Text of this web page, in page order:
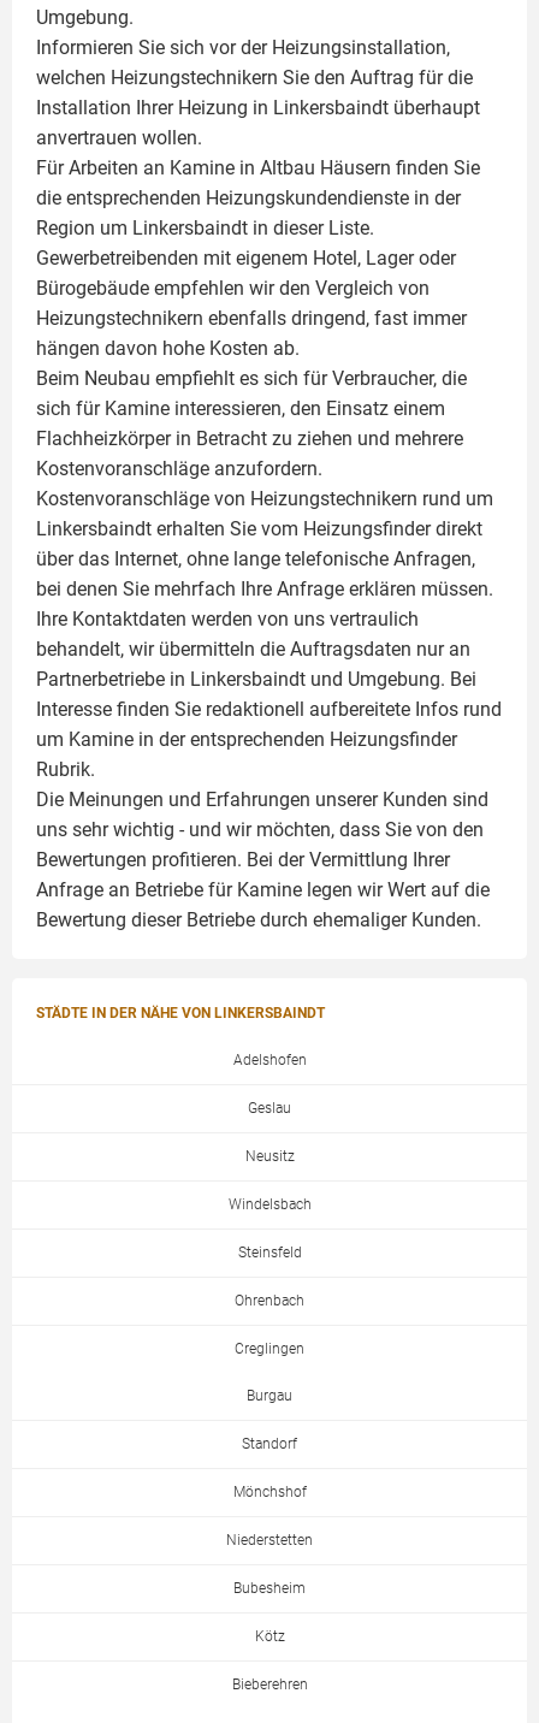
Umgebung.
Informieren Sie sich vor der Heizungsinstallation,
welchen Heizungstechnikern Sie den Auftrag für die
Installation Ihrer Heizung in Linkersbaindt überhaupt
anvertrauen wollen.
Für Arbeiten an Kamine in Altbau Häusern finden Sie
die entsprechenden Heizungskundendienste in der
Region um Linkersbaindt in dieser Liste.
Gewerbetreibenden mit eigenem Hotel, Lager oder
Bürogebäude empfehlen wir den Vergleich von
Heizungstechnikern ebenfalls dringend, fast immer
hängen davon hohe Kosten ab.
Beim Neubau empfiehlt es sich für Verbraucher, die
sich für Kamine interessieren, den Einsatz einem
Flachheizkörperin Betracht zu ziehen und mehrere
Kostenvoranschläge anzufordern.
Kostenvoranschläge von Heizungstechnikern rund um
Linkersbaindt erhalten Sie vom Heizungsfinder direkt
über das Internet, ohne lange telefonische Anfragen,
bei denen Sie mehrfach Ihre Anfrage erklären müssen.
Ihre Kontaktdaten werden von uns vertraulich
behandelt, wir übermitteln die Auftragsdaten nur an
Partnerbetriebe in Linkersbaindt und Umgebung. Bei
Interesse finden Sie redaktionell aufbereitete Infos rund
um Kamine in der entsprechenden Heizungsfinder
Rubrik.
Die Meinungen und Erfahrungen unserer Kunden sind
uns sehr wichtig - und wir möchten, dass Sie von den
Bewertungen profitieren. Bei der Vermittlung Ihrer
Anfrage an Betriebe für Kamine legen wir Wert auf die
Bewertung dieser Betriebe durch ehemaliger Kunden.
STÄDTE IN DER NÄHE VON LINKERSBAINDT
Adelshofen
Geslau
Neusitz
Windelsbach
Steinsfeld
Ohrenbach
Creglingen
Burgau
Standorf
Mönchshof
Niederstetten
Bubesheim
Kötz
Bieberehren